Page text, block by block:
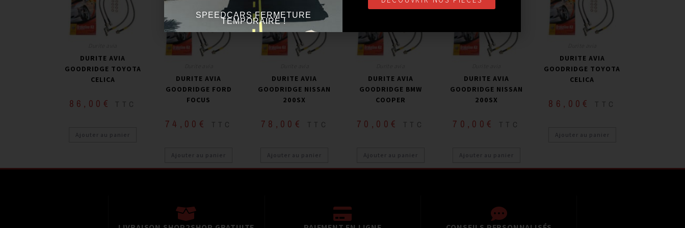
DURITE AVIA
GOODRIDGE TOYOTA
CELICA
86,00 € TTC
Ajouter au panier
DURITE AVIA
GOODRIDGE FORD
FOCUS
74,00 € TTC
Ajouter au panier
DURITE AVIA
GOODRIDGE NISSAN
200SX
78,00 € TTC
Ajouter au panier
DURITE AVIA
GOODRIDGE BMW
COOPER
70,00 € TTC
Ajouter au panier
DURITE AVIA
GOODRIDGE NISSAN
200SX
70,00 € TTC
Ajouter au panier
DURITE AVIA
GOODRIDGE TOYOTA
CELICA
86,00 € TTC
Ajouter au panier
SPEEDCARS FERMETURE
TEMPORAIRE !